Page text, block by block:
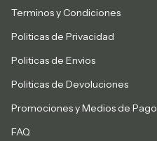
Terminos y Condiciones
Politicas de Privacidad
Politicas de Envios
Politicas de Devoluciones
Promociones y Medios de Pago
FAQ